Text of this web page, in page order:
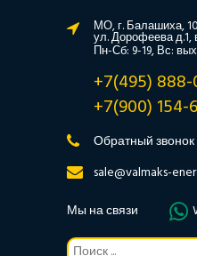
МО, г. Балашиха,
ул. Дорофеева д.1,
Пн-Сб: 9-19, Вс:
+7(495)
+7(900) 154-
Обратный звонок
sale@valmaks-
Мы на связи